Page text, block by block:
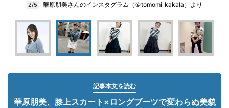
2/5 華原朋美さんのインスタグラム（＠tomomi_kakala）より
記事本文を読む
華原朋美、膝上スカート×ロングブーツで変わらぬ美貌